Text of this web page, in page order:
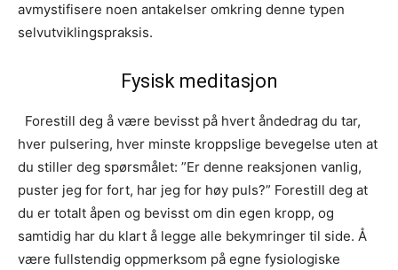
avmystifisere noen antakelser omkring denne typen
selvutviklingspraksis.
Fysisk meditasjon
Forestill deg å være bevisst på hvert åndedrag du tar,
hver pulsering, hver minste kroppslige bevegelse uten at
du stiller deg spørsmålet: ”Er denne reaksjonen vanlig,
puster jeg for fort, har jeg for høy puls?” Forestill deg at
du er totalt åpen og bevisst om din egen kropp, og
samtidig har du klart å legge alle bekymringer til side. Å
være fullstendig oppmerksom på egne fysiologiske